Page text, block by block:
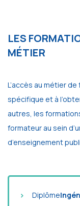
LES
MÉTIER
L’accès au métier
spécifique et à
autres, les
formateur au sein
d’enseignement
Diplôme